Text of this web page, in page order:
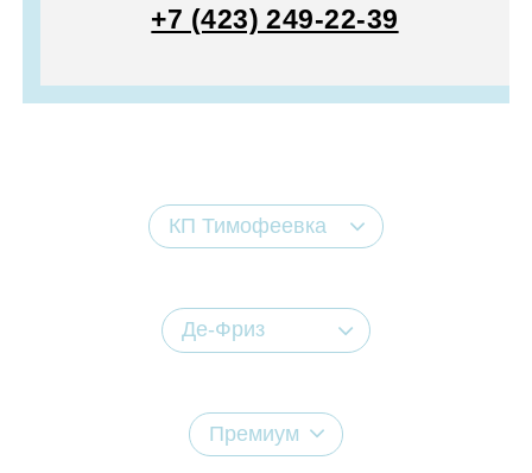
+7 (423) 249-22-39
КП Тимофеевка
Де-Фриз
Премиум